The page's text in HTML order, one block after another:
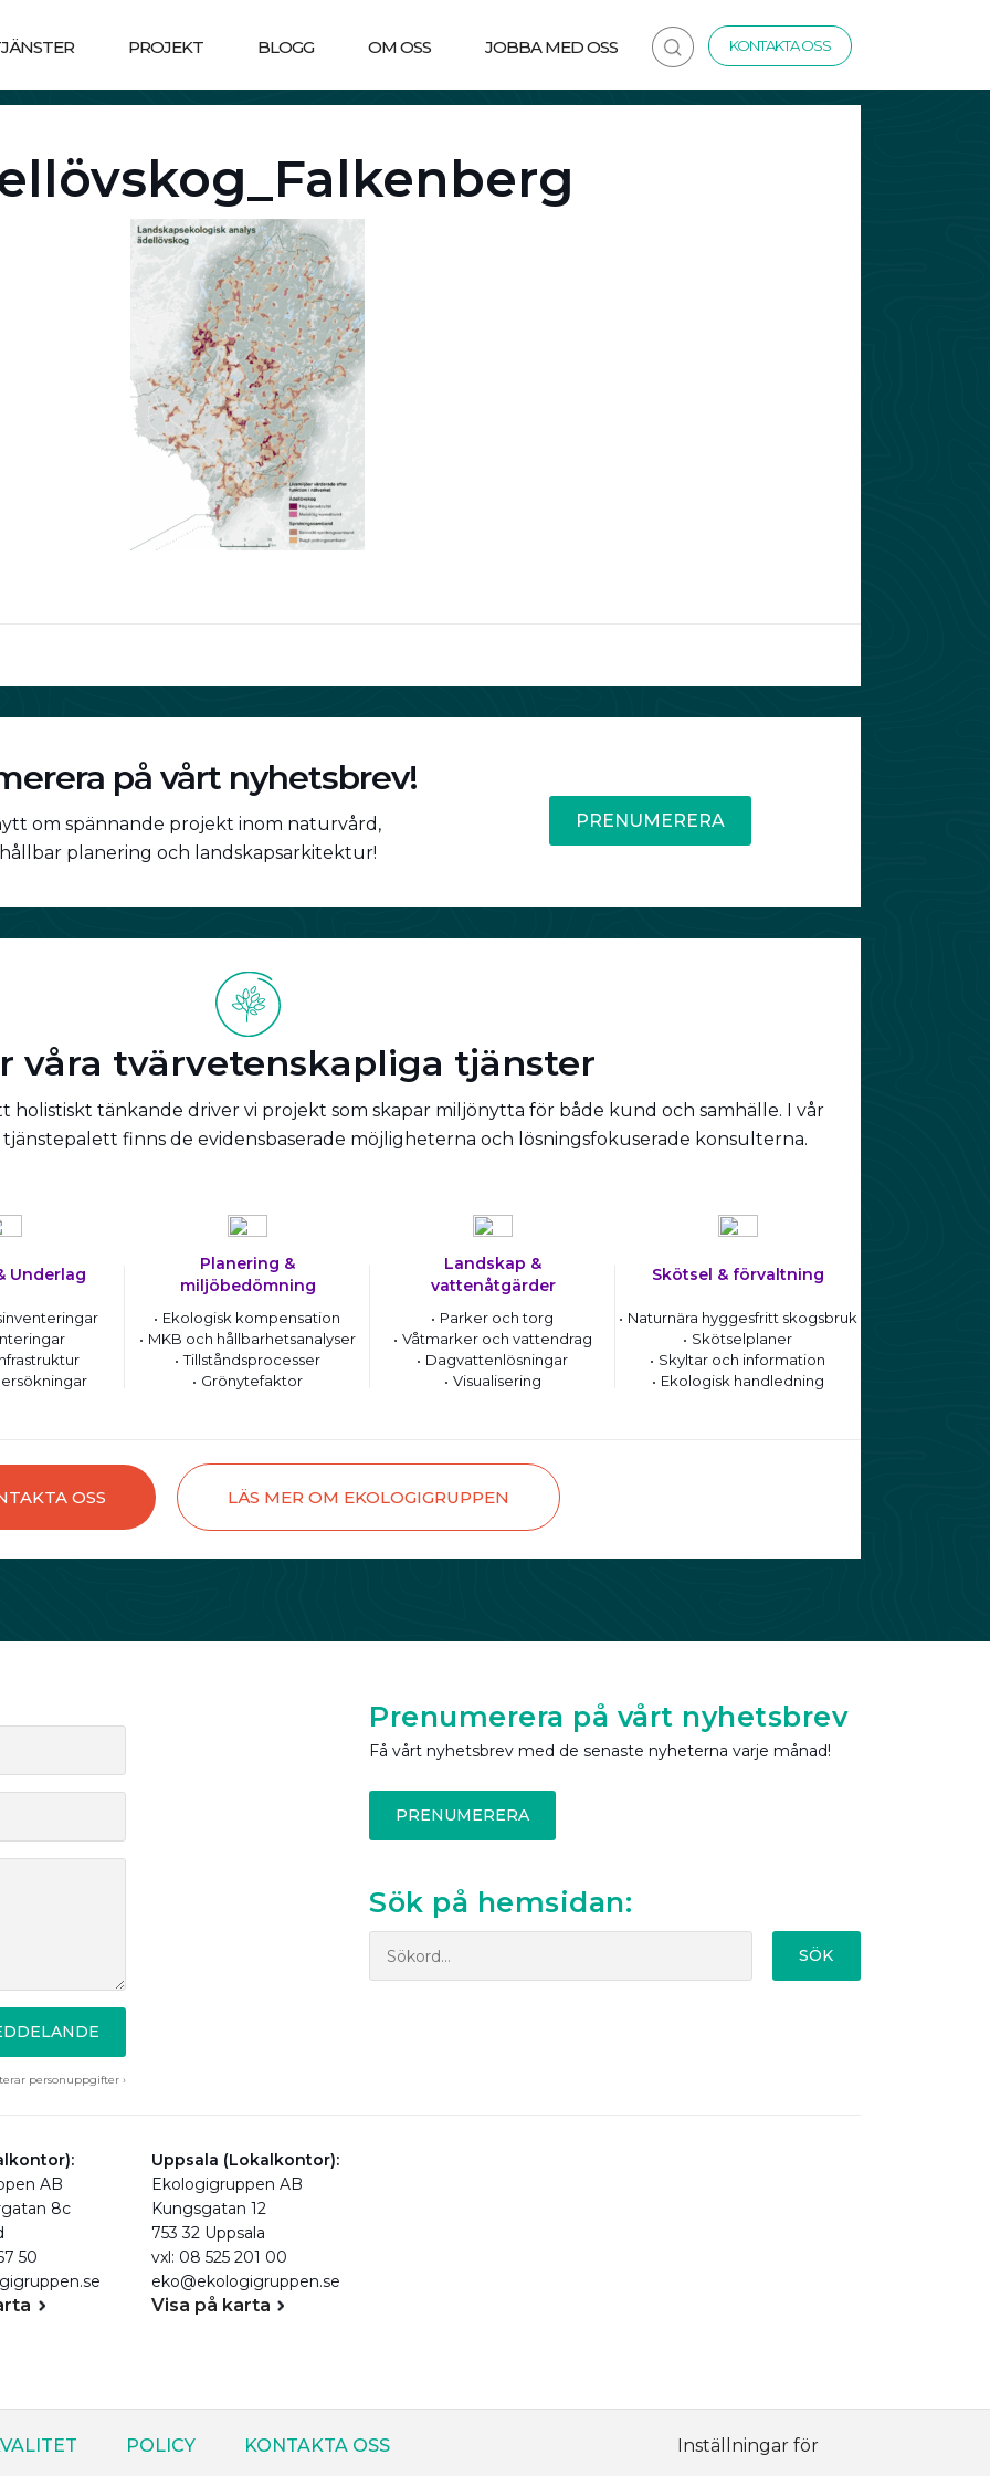
PROJEKT BLOGG OM OSS JOBBA MED OSS KONTAKTA OSS
på vårt nyhetsbrev!
om spännande projekt inom naturvård,
planering och landskapsarkitektur!
PRENUMERERA
våra tvärvetenskapliga tjänster
holistiskt tänkande driver vi projekt som skapar miljönytta för både kund och samhälle. I vår
finns de evidensbaserade möjligheterna och lösningsfokuserade konsulterna.
Underlag
Planering &
miljöbedömning
Ekologisk kompensation
MKB och hållbarhetsanalyser
Tillståndsprocesser
Grönytefaktor
Landskap &
vattenåtgärder
Parker och torg
Våtmarker och vattendrag
Dagvattenlösningar
Visualisering
Skötsel & förvaltning
Naturnära hyggesfritt skogsbruk
Skötselplaner
Skyltar och information
Ekologisk handledning
OSS LÄS MER OM EKOLOGIGRUPPEN
personuppgifter ›
Prenumerera på vårt nyhetsbrev
Få vårt nyhetsbrev med de senaste nyheterna varje månad!
PRENUMERERA
Sök på hemsidan:
SÖK
AB
8c
50
Uppsala (Lokalkontor):
Ekologigruppen AB
Kungsgatan 12
753 32 Uppsala
vxl: 08 525 201 00
eko@ekologigruppen.se
Visa på karta
POLICY KONTAKTA OSS Inställningar för